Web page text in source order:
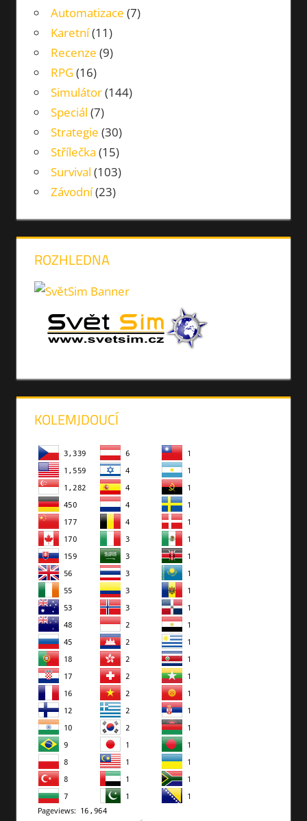
Automatizace (7)
Karetní(11)
Recenze (9)
RPG(16)
Simulátor(144)
Speciál (7)
Strategie (30)
Střílečka (15)
Survival (103)
Závodní(23)
ROZHLEDNA
KOLEMJDOUCÍ